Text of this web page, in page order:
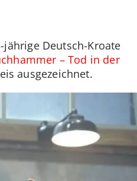
jährige Deutsch-Kroate
– Tod in der
ausgezeichnet.